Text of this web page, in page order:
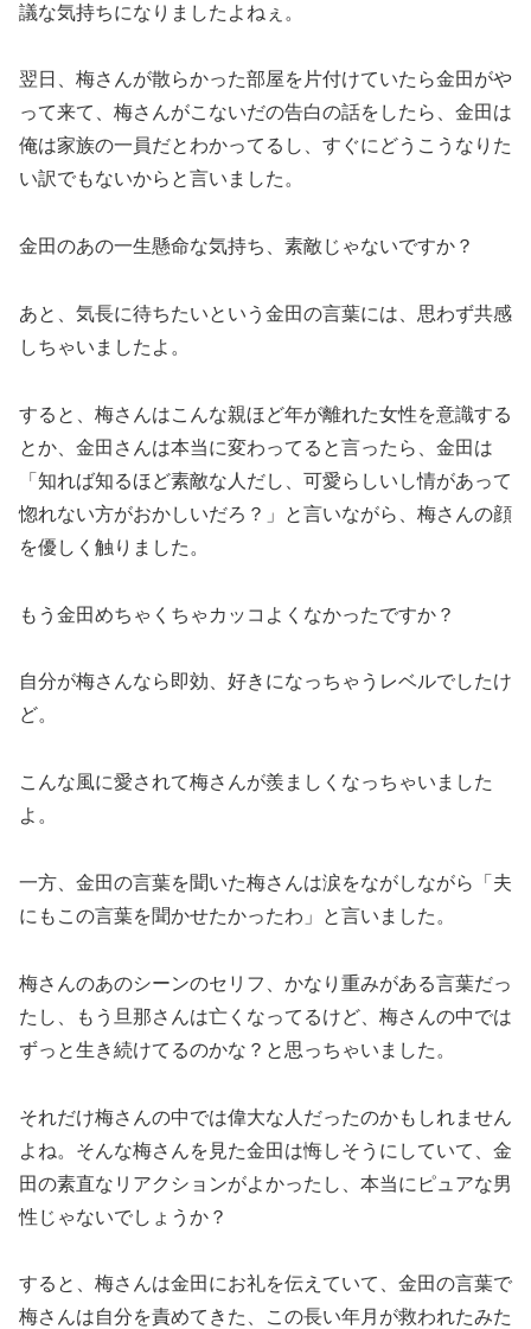
議な気持ちになりましたよねぇ。
翌日、梅さんが散らかった部屋を片付けていたら金田がや
って来て、梅さんがこないだの告白の話をしたら、金田は
俺は家族の一員だとわかってるし、すぐにどうこうなりた
い訳でもないからと言いました。
金田のあの一生懸命な気持ち、素敵じゃないですか？
あと、気長に待ちたいという金田の言葉には、思わず共感
しちゃいましたよ。
すると、梅さんはこんな親ほど年が離れた女性を意識する
とか、金田さんは本当に変わってると言ったら、金田は
「知れば知るほど素敵な人だし、可愛らしいし情があって
惚れない方がおかしいだろ？」と言いながら、梅さんの顔
を優しく触りました。
もう金田めちゃくちゃカッコよくなかったですか？
自分が梅さんなら即効、好きになっちゃうレベルでしたけ
ど。
こんな風に愛されて梅さんが羨ましくなっちゃいました
よ。
一方、金田の言葉を聞いた梅さんは涙をながしながら「夫
にもこの言葉を聞かせたかったわ」と言いました。
梅さんのあのシーンのセリフ、かなり重みがある言葉だっ
たし、もう旦那さんは亡くなってるけど、梅さんの中では
ずっと生き続けてるのかな？と思っちゃいました。
それだけ梅さんの中では偉大な人だったのかもしれません
よね。そんな梅さんを見た金田は悔しそうにしていて、金
田の素直なリアクションがよかったし、本当にピュアな男
性じゃないでしょうか？
すると、梅さんは金田にお礼を伝えていて、金田の言葉で
梅さんは自分を責めてきた、この長い年月が救われたみた